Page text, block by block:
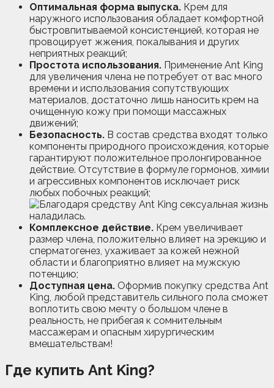
Оптимальная форма выпуска. Крем для
наружного использования обладает комфортной
быстровпитываемой консистенцией, которая не
провоцирует жжения, покалывания и других
неприятных реакций;
Простота использования. Применение Ant King
для увеличения члена не потребует от вас много
времени и использования сопутствующих
материалов, достаточно лишь наносить крем на
очищенную кожу при помощи массажных
движений;
Безопасность. В состав средства входят только
компоненты природного происхождения, которые
гарантируют положительное пролонгированное
действие. Отсутствие в формуле гормонов, химии
и агрессивных компонентов исключает риск
любых побочных реакций;
Комплексное действие. Крем увеличивает
размер члена, положительно влияет на эрекцию и
сперматогенез, ухаживает за кожей нежной
области и благоприятно влияет на мужскую
потенцию;
Доступная цена. Оформив покупку средства Ant
King, любой представитель сильного пола сможет
воплотить свою мечту о большом члене в
реальность, не прибегая к сомнительным
массажерам и опасным хирургическим
вмешательствам!
Где купить Ant King?